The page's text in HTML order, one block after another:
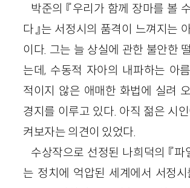
박준의 『우리가 함께 장마를 볼
다』는 서정시의 품격이 느껴지는
이다. 그는 늘 상실에 관한 불안한
는데, 수동적 자아의 내파하는 아
적이지 않은 애매한 화법에 실려
경지를 이루고 있다. 아직 젊은 시
켜보자는 의견이 있었다.
수상작으로 선정된 나희덕의 『파
는 정치에 억압된 세계에서 서정